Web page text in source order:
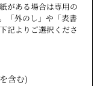
がある場合は専用の
「外のし」や「表書
記よりご選択くださ
含む)